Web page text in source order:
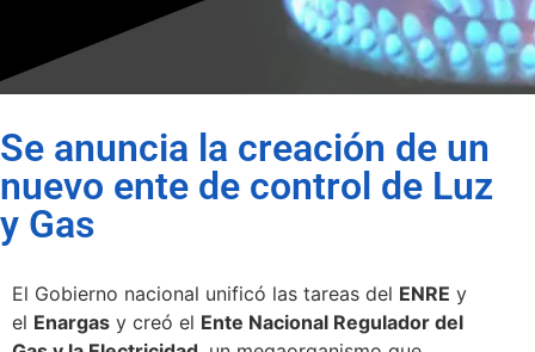
Se anuncia la creación de un
nuevo ente de control de Luz
y Gas
El Gobierno nacional unificó las tareas del ENRE y
el Enargas y creó el Ente Nacional Regulador del